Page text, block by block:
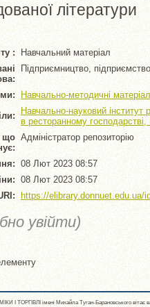
літератури
:
Навчальний матеріал
Підприємництво,
Навчально-методичні
Навчально-науковий інститут
в ресторанному
що Адміністратор репозиторію
08 Лют 2023 08:57
08 Лют 2023 08:57
https://elibrary.donnuet.edu.ua/
увійти)
І ТОРГІВЛІ імені Михайла Туган-Барановського вітає